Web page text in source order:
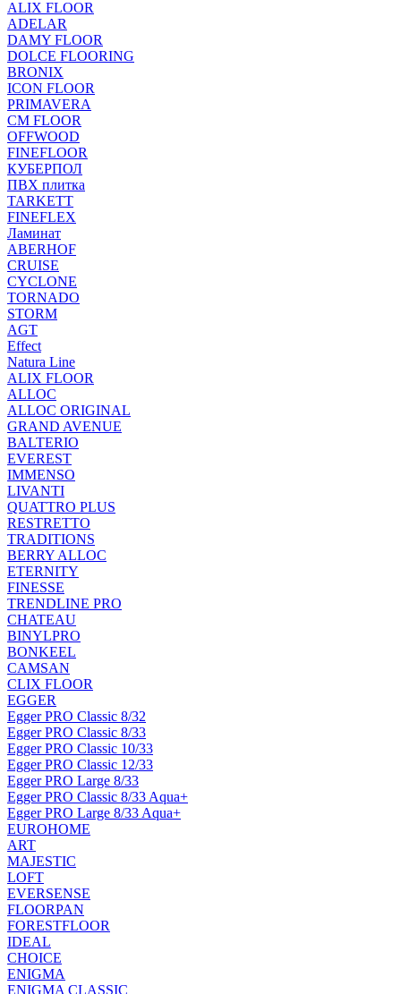
ALIX FLOOR
ADELAR
DAMY FLOOR
DOLCE FLOORING
BRONIX
ICON FLOOR
PRIMAVERA
CM FLOOR
OFFWOOD
FINEFLOOR
КУБЕРПОЛ
ПВХ плитка
TARKETT
FINEFLEX
Ламинат
ABERHOF
CRUISE
CYCLONE
TORNADO
STORM
AGT
Effect
Natura Line
ALIX FLOOR
ALLOC
ALLOC ORIGINAL
GRAND AVENUE
BALTERIO
EVEREST
IMMENSO
LIVANTI
QUATTRO PLUS
RESTRETTO
TRADITIONS
BERRY ALLOC
ETERNITY
FINESSE
TRENDLINE PRO
CHATEAU
BINYLPRO
BONKEEL
CAMSAN
CLIX FLOOR
EGGER
Egger PRO Classic 8/32
Egger PRO Classic 8/33
Egger PRO Classic 10/33
Egger PRO Classic 12/33
Egger PRO Large 8/33
Egger PRO Classic 8/33 Aqua+
Egger PRO Large 8/33 Aqua+
EUROHOME
ART
MAJESTIC
LOFT
EVERSENSE
FLOORPAN
FORESTFLOOR
IDEAL
CHOICE
ENIGMA
ENIGMA CLASSIC